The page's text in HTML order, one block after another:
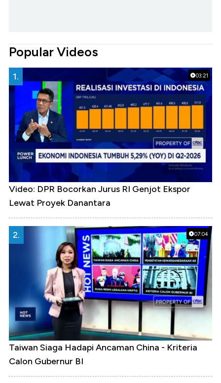
Popular Videos
03:21
1.
Video: DPR Bocorkan Jurus RI Genjot Ekspor
Lewat Proyek Danantara
07:04
2.
Taiwan Siaga Hadapi Ancaman China - Kriteria
Calon Gubernur BI